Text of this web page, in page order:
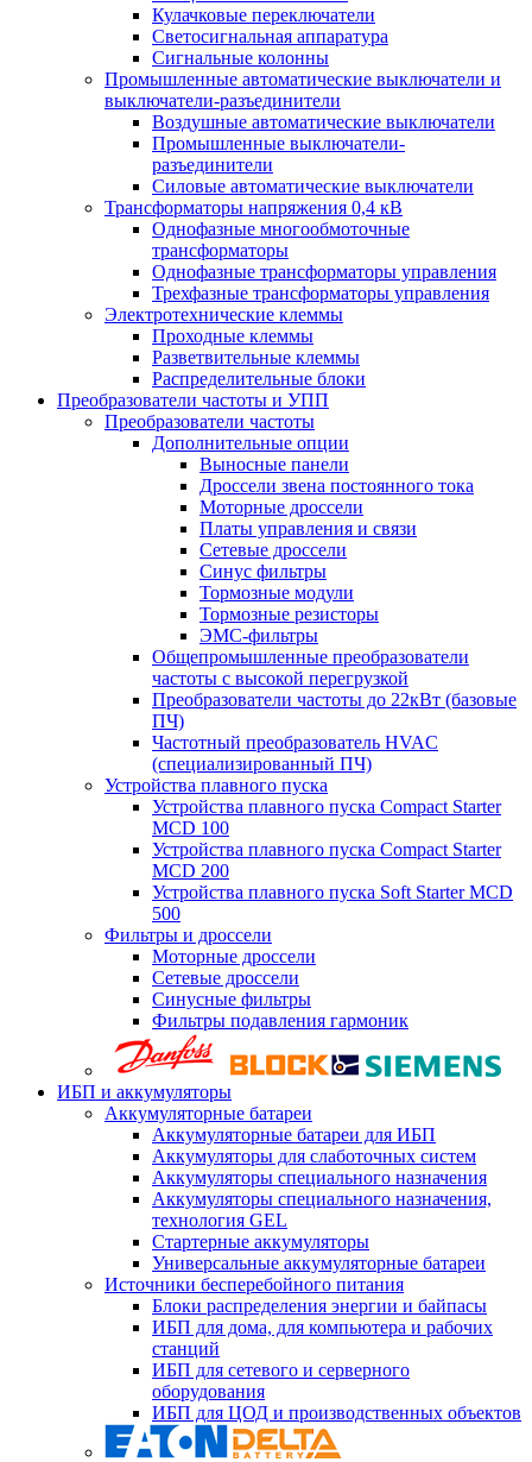
Кулачковые переключатели
Светосигнальная аппаратура
Сигнальные колонны
Промышленные автоматические выключатели и
выключатели-разъединители
Воздушные автоматические выключатели
Промышленные выключатели-
разъединители
Силовые автоматические выключатели
Трансформаторы напряжения 0,4 кВ
Однофазные многообмоточные
трансформаторы
Однофазные трансформаторы управления
Трехфазные трансформаторы управления
Электротехнические клеммы
Проходные клеммы
Разветвительные клеммы
Распределительные блоки
Преобразователи частоты и УПП
Преобразователи частоты
Дополнительные опции
Выносные панели
Дроссели звена постоянного тока
Моторные дроссели
Платы управления и связи
Сетевые дроссели
Синус фильтры
Тормозные модули
Тормозные резисторы
ЭМС-фильтры
Общепромышленные преобразователи
частоты с высокой перегрузкой
Преобразователи частоты до 22кВт (базовые
ПЧ)
Частотный преобразователь HVAC
(специализированный ПЧ)
Устройства плавного пуска
Устройства плавного пуска Compact Starter
MCD 100
Устройства плавного пуска Compact Starter
MCD 200
Устройства плавного пуска Soft Starter MCD
500
Фильтры и дроссели
Моторные дроссели
Сетевые дроссели
Синусные фильтры
Фильтры подавления гармоник
ИБП и аккумуляторы
Аккумуляторные батареи
Аккумуляторные батареи для ИБП
Аккумуляторы для слаботочных систем
Аккумуляторы специального назначения
Аккумуляторы специального назначения,
технология GEL
Стартерные аккумуляторы
Универсальные аккумуляторные батареи
Источники бесперебойного питания
Блоки распределения энергии и байпасы
ИБП для дома, для компьютера и рабочих
станций
ИБП для сетевого и серверного
оборудования
ИБП для ЦОД и производственных объектов